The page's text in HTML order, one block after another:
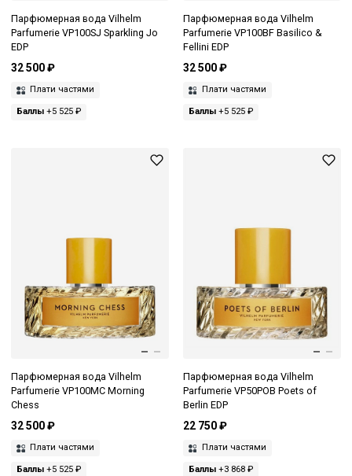
Парфюмерная вода Vilhelm
Parfumerie VP100SJ Sparkling Jo
EDP
32 500 ₽
Плати частями
Баллы +5 525 ₽
Парфюмерная вода Vilhelm
Parfumerie VP100BF Basilico &
Fellini EDP
32 500 ₽
Плати частями
Баллы+5 525 ₽
Парфюмерная вода Vilhelm
Parfumerie VP100MC Morning
Chess
32 500 ₽
Плати частями
Баллы +5 525 ₽
Парфюмерная вода Vilhelm
Parfumerie VP50POB Poets of
Berlin EDP
22 750 ₽
Плати частями
Баллы+3 868 ₽